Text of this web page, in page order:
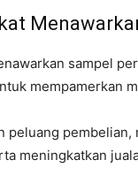
sampel
mempamerkan
peluang
meningkatkan